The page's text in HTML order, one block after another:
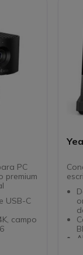
PC
premium
USB-C
campo